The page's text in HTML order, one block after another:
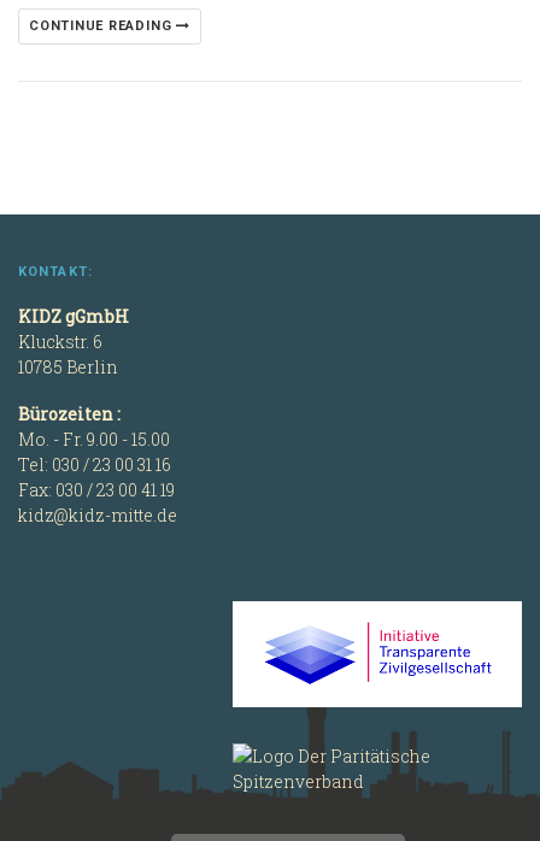
CONTINUE READING
KONTAKT:
KIDZ gGmbH
Kluckstr. 6
10785 Berlin
Bürozeiten :
Mo. - Fr. 9.00 - 15.00
Tel: 030 / 23 00 31 16
Fax: 030 / 23 00 41 19
kidz@kidz-mitte.de